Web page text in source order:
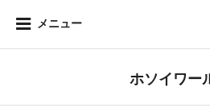
メニュー
ホソイワー